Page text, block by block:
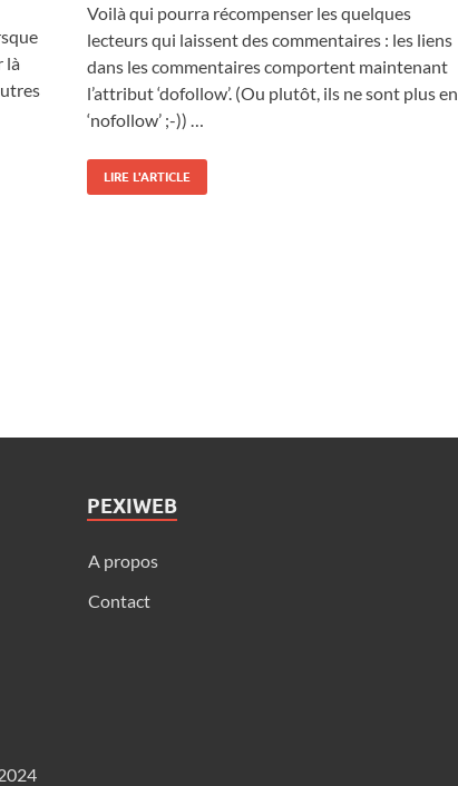
là
Voilà qui pourra récompenser les quelques
lecteurs qui laissent des commentaires : les liens
dans les commentaires comportent maintenant
l’attribut ‘dofollow’. (Ou plutôt, ils ne sont plus en
‘nofollow’ ;-)) …
LIRE L'ARTICLE
PEXIWEB
A propos
Contact